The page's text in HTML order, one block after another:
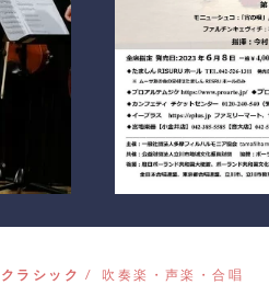
クラシック 吹奏楽・声楽・合唱